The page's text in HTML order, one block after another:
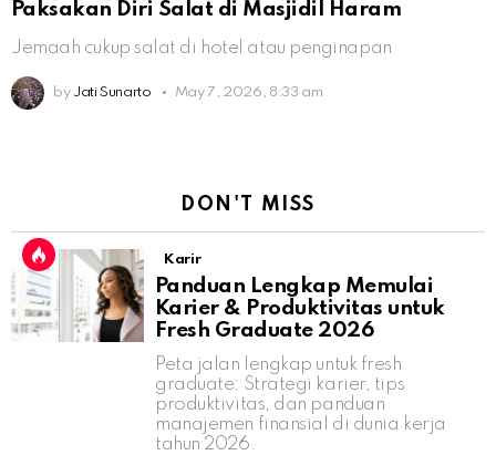
Paksakan Diri Salat di Masjidil Haram
Jemaah cukup salat di hotel atau penginapan
by Jati Sunarto May 7, 2026, 8:33 am
DON'T MISS
Karir
Panduan Lengkap Memulai
Karier & Produktivitas untuk
Fresh Graduate 2026
Peta jalan lengkap untuk fresh
graduate: Strategi karier, tips
produktivitas, dan panduan
manajemen finansial di dunia kerja
tahun 2026.